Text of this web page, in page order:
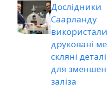
Дослідники
Саарланду
друковані
скляні
для
заліза